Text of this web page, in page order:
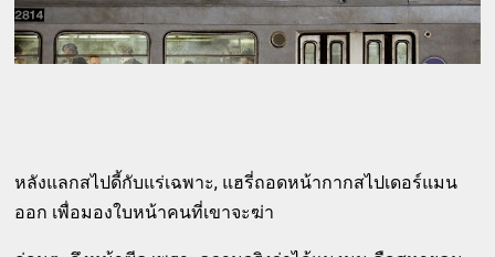
หลังแลกสไปดี้กับแร่เฉพาะ, แฮรี่ถอดหน้ากากสไปเดอร์แมน
ออก เพื่อมองใบหน้าคนที่เขาจะฆ่า